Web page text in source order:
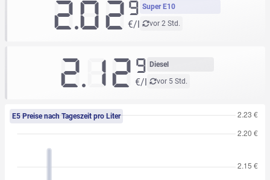
Super E10
vor 2 Std.
2.029
€/l
Diesel
vor 5 Std.
2.12 9
€/l
E5 Preise nach Tageszeit pro Liter